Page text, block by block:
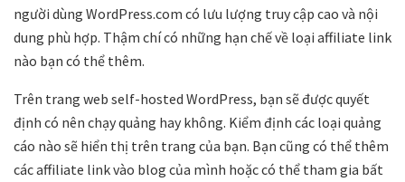
người dùng WordPress.com có ​​lưu lượng truy cập cao và nội
dung phù hợp. Thậm chí có những hạn chế về loại affiliate link
nào bạn có thể thêm.
Trên trang web self-hosted WordPress, bạn sẽ được quyết
định có nên chạy quảng hay không. Kiểm định các loại quảng
cáo nào sẽ hiển thị trên trang của bạn. Bạn cũng có thể thêm
các affiliate link vào blog của mình hoặc có thể tham gia bất